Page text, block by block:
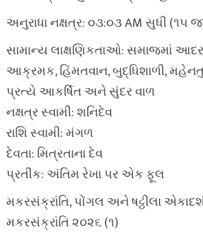
અનુરાધા નક્ષત્ર: ૦૩:૦૩ AM સુધી (૧૫
સામાન્ય લાક્ષણિકતાઓ: સમાજમાં
આક્રમક, હિંમતવાન, બુદ્ધિશાળી,
પ્રત્યે આકર્ષિત અને સુંદર વાળ
નક્ષત્ર સ્વામી: શનિદેવ
રાશિ સ્વામી: મંગળ
દેવતા: મિત્રતાના દેવ
પ્રતીક: અંતિમ રેખા પર એક ફૂલ
મકરસંક્રાંતિ, પોંગલ અને ષટ્ઠીલા
મકરસંક્રાંતિ ૨૦૨૬ (૧)